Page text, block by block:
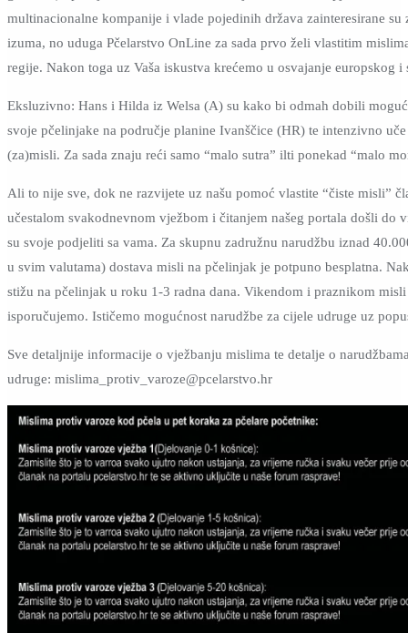
multinacionalne kompanije i vlade pojedinih država zainteresirane
izuma, no uduga Pčelarstvo OnLine za sada prvo želi vlastitim
regije. Nakon toga uz Vaša iskustva krećemo u osvajanje europskog i
Eksluzivno: Hans i Hilda iz Welsa (A) su kako bi odmah dobili
svoje pčelinjake na područje planine Ivanščice (HR) te intenzivno
(za)misli. Za sada znaju reći samo “malo sutra” ilti ponekad “malo
Ali to nije sve, dok ne razvijete uz našu pomoć vlastite “čiste misli”
učestalom svakodnevnom vježbom i čitanjem našeg portala došli do
su svoje podjeliti sa vama. Za skupnu zadružnu narudžbu iznad
u svim valutama) dostava misli na pčelinjak je potpuno besplatna.
stižu na pčelinjak u roku 1-3 radna dana. Vikendom i praznikom
isporučujemo. Ističemo mogućnost narudžbe za cijele udruge uz
Sve detaljnije informacije o vježbanju mislima te detalje o
udruge: mislima_protiv_varoze@pcelarstvo.hr